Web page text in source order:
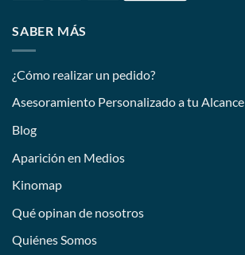
SABER MÁS
¿Cómo realizar un pedido?
Asesoramiento Personalizado a tu Alcance
Blog
Aparición en Medios
Kinomap
Qué opinan de nosotros
Quiénes Somos